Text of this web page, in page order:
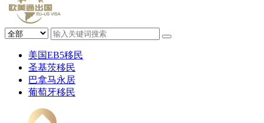
美国EB5移民
圣基茨移民
巴拿马永居
葡萄牙移民